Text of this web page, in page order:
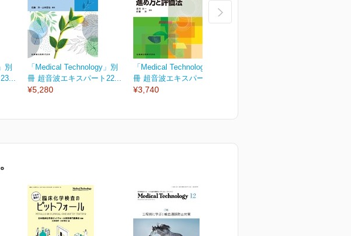
別
「Medical Technology」別
冊 超音波エキスパート22...
¥5,280
「Medical Technology」別
冊 超音波エキスパート1...
¥3,740